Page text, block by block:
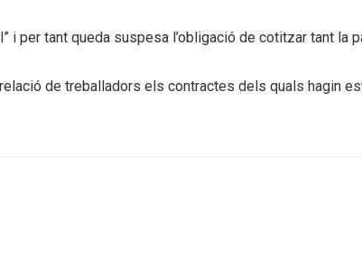
i per tant queda suspesa l’obligació de cotitzar tant la
de treballadors els contractes dels quals hagin